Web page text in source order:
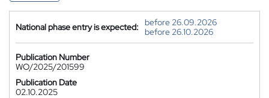
National phase entry is expected:
before 26.09.2026
before 26.10.2026
Publication Number
WO/2025/201599
Publication Date
02.10.2025